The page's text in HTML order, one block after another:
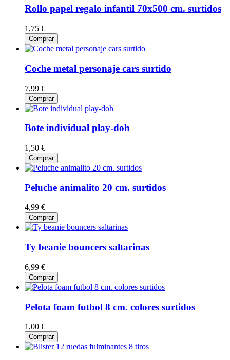
Rollo papel regalo infantil 70x500 cm. surtidos
1,75 €
Comprar
Coche metal personaje cars surtido
7,99 €
Comprar
Bote individual play-doh
1,50 €
Comprar
Peluche animalito 20 cm. surtidos
4,99 €
Comprar
Ty beanie bouncers saltarinas
6,99 €
Comprar
Pelota foam futbol 8 cm. colores surtidos
1,00 €
Comprar